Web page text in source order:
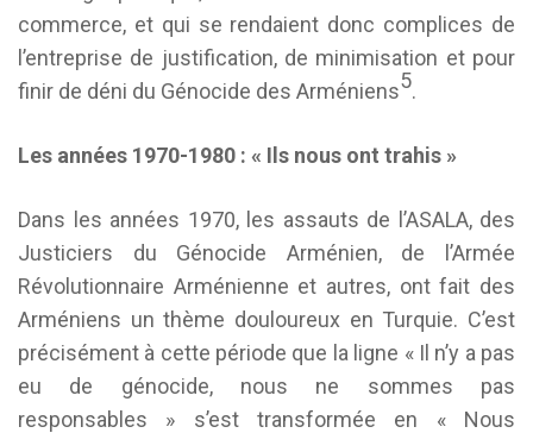
commerce, et qui se rendaient donc complices de
l’entreprise de justification, de minimisation et pour
finir de déni du Génocide des Arméniens5.
Les années 1970-1980 : « Ils nous ont trahis »
Dans les années 1970, les assauts de l’ASALA, des
Justiciers du Génocide Arménien, de l’Armée
Révolutionnaire Arménienne et autres, ont fait des
Arméniens un thème douloureux en Turquie. C’est
précisément à cette période que la ligne « Il n’y a pas
eu de génocide, nous ne sommes pas
responsables » s’est transformée en « Nous